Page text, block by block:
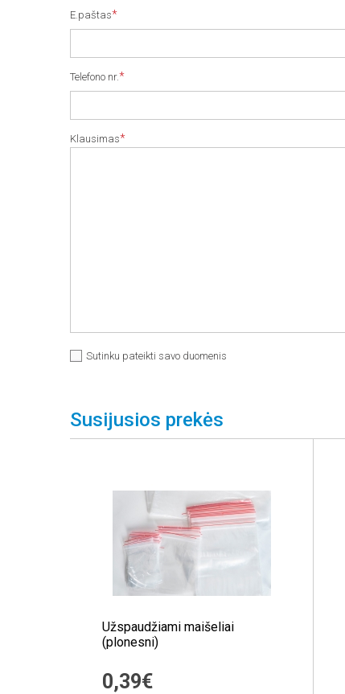
E.paštas*
Telefono nr.*
Klausimas*
Sutinku pateikti savo duomenis
Susijusios prekės
Užspaudžiami maišeliai
(plonesni)
0,39€